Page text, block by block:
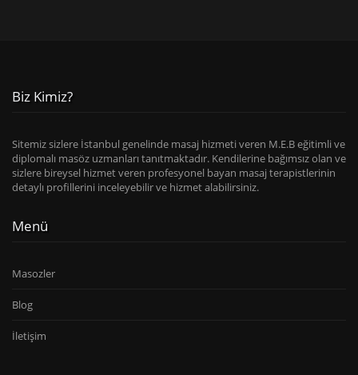
Biz Kimiz?
Sitemiz sizlere İstanbul genelinde masaj hizmeti veren M.E.B eğitimli ve
diplomalı masöz uzmanları tanıtmaktadır. Kendilerine bağımsız olan ve
sizlere bireysel hizmet veren profesyonel bayan masaj terapistlerinin
detaylı profillerini inceleyebilir ve hizmet alabilirsiniz.
Menü
Masozler
Blog
İletişim